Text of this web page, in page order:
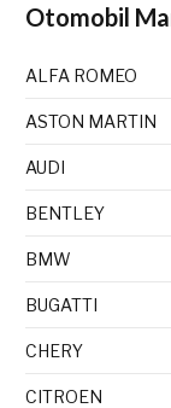
Otomobil
ALFA ROMEO
ASTON MARTIN
AUDI
BENTLEY
BMW
BUGATTI
CHERY
CITROEN